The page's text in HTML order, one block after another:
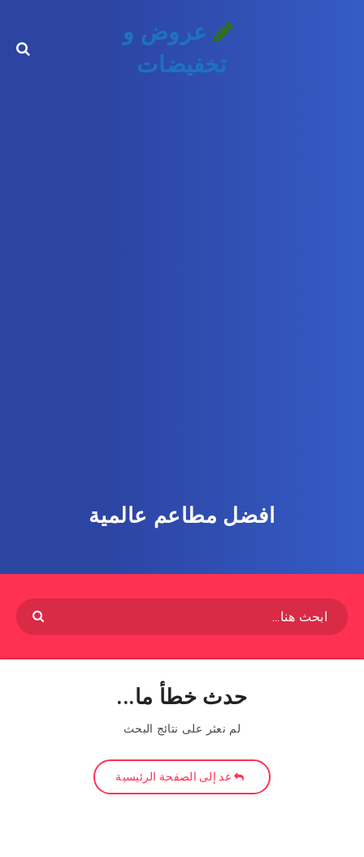
عروض و
تخفيضات
افضل مطاعم عالمية
حدث خطأ ما...
لم نعثر على نتائج البحث
عد إلى الصفحة الرئيسية